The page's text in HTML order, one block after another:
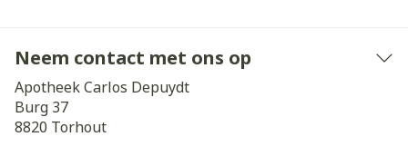
Neem contact met ons op
Apotheek Carlos Depuydt
Burg 37
8820 Torhout